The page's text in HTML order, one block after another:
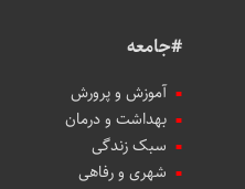
#جامعه
آموزش و پرورش
بهداشت و درمان
سبک زندگی
شهری و رفاهی